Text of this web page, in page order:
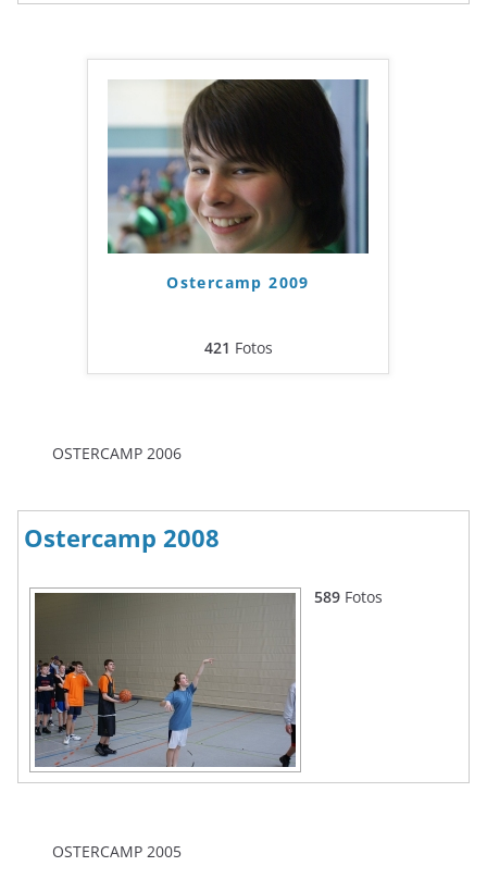
Ostercamp 2009
421 Fotos
OSTERCAMP 2006
Ostercamp 2008
589 Fotos
OSTERCAMP 2005